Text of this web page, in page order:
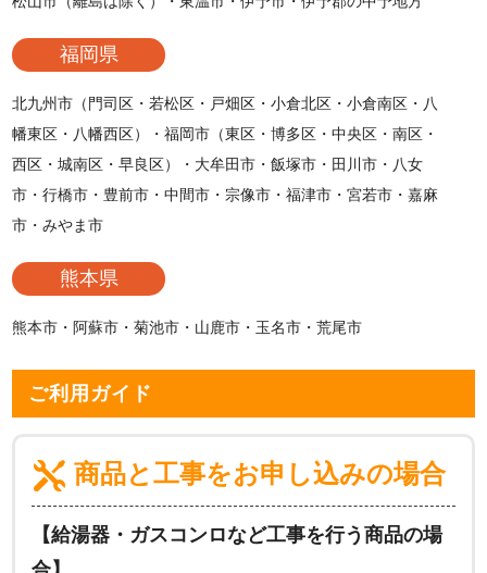
福岡県
北九州市（門司区・若松区・戸畑区・小倉北区・小倉南区・八
幡東区・八幡西区）・福岡市（東区・博多区・中央区・南区・
西区・城南区・早良区）・大牟田市・飯塚市・田川市・八女
市・行橋市・豊前市・中間市・宗像市・福津市・宮若市・嘉麻
市・みやま市
熊本県
熊本市・阿蘇市・菊池市・山鹿市・玉名市・荒尾市
ご利用ガイド
商品と工事をお申し込みの場合
【給湯器・ガスコンロなど工事を行う商品の場